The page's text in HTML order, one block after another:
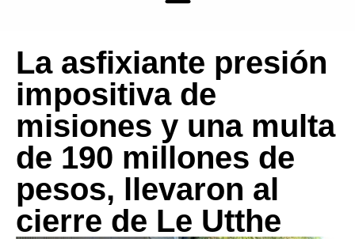
La asfixiante presión
impositiva de
misiones y una multa
de 190 millones de
pesos, llevaron al
cierre de Le Utthe